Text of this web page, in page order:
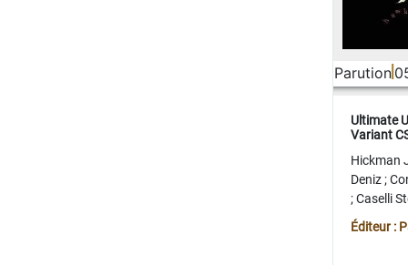
Parution
Ultimate
Variant
Hickman
Deniz;
;Caselli
Juan
Éditeur :